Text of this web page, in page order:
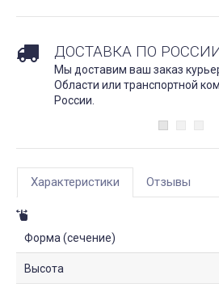
ДОСТАВКА ПО
Мы доставим ваш заказ
Области или транспортной
России.
Характеристики Отзывы
Форма (сечение)
Высота